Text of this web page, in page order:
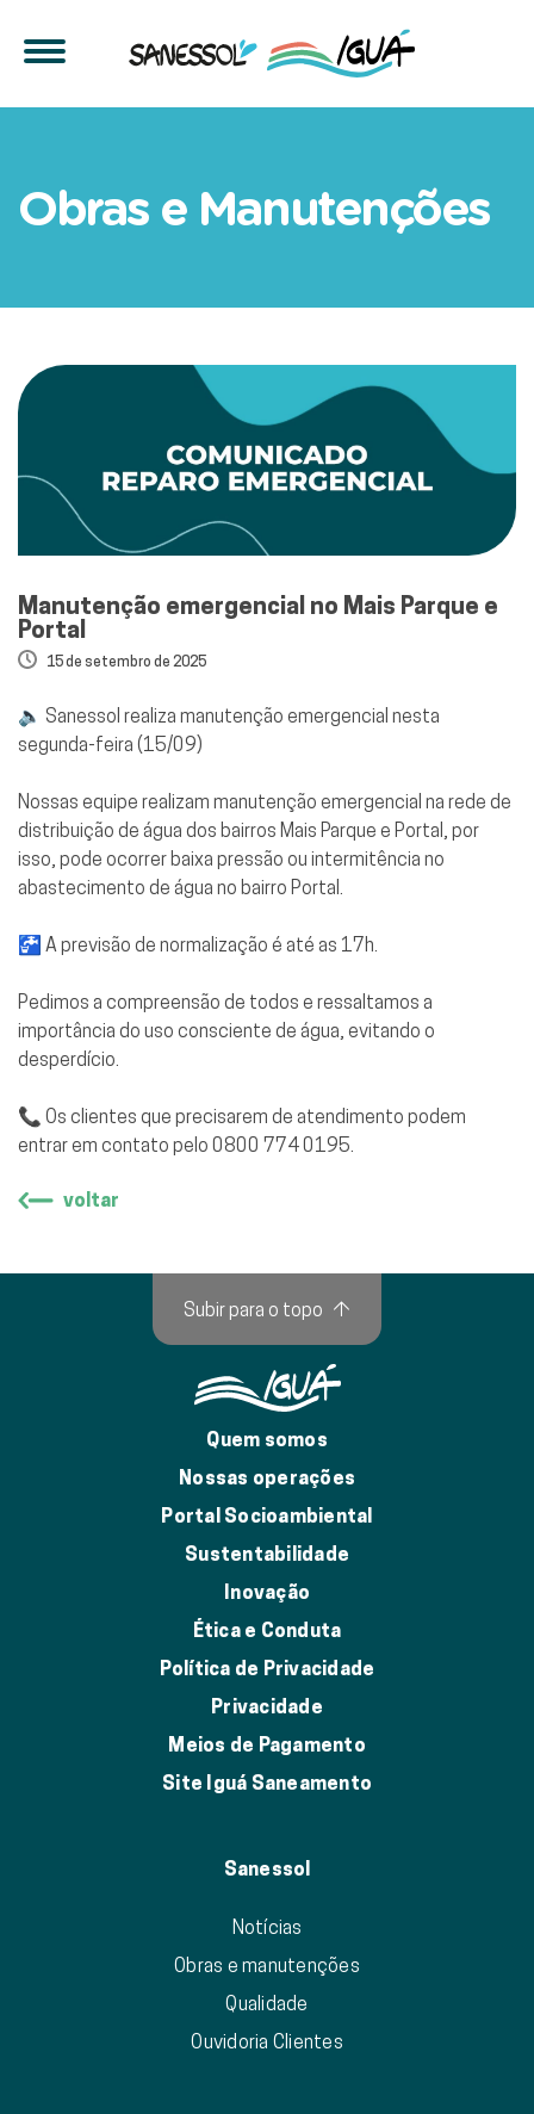
Obras e Manutenções
Manutenção emergencial no Mais Parque e
Portal
15 de setembro de 2025
🔈 Sanessol realiza manutenção emergencial nesta
segunda-feira (15/09)
Nossas equipe realizam manutenção emergencial na rede de
distribuição de água dos bairros Mais Parque e Portal, por
isso, pode ocorrer baixa pressão ou intermitência no
abastecimento de água no bairro Portal.
🚰 A previsão de normalização é até as 17h.
Pedimos a compreensão de todos e ressaltamos a
importância do uso consciente de água, evitando o
desperdício.
📞 Os clientes que precisarem de atendimento podem
entrar em contato pelo 0800 774 0195.
voltar
Quem somos
Nossas operações
Portal Socioambiental
Sustentabilidade
Inovação
Ética e Conduta
Política de Privacidade
Privacidade
Meios de Pagamento
Site Iguá Saneamento
Sanessol
Notícias
Obras e manutenções
Qualidade
Ouvidoria Clientes
Subir para o topo ↑